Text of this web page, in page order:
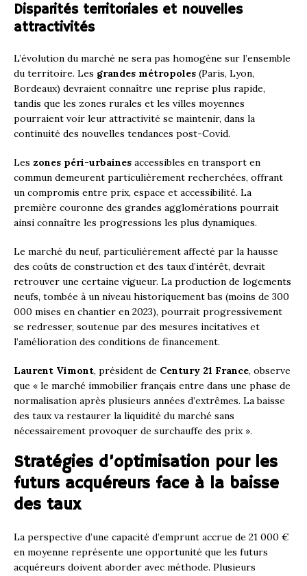
Disparités territoriales et nouvelles
attractivités
L’évolution du marché ne sera pas homogène sur l’ensemble
du territoire. Les grandes métropoles (Paris, Lyon,
Bordeaux) devraient connaître une reprise plus rapide,
tandis que les zones rurales et les villes moyennes
pourraient voir leur attractivité se maintenir, dans la
continuité des nouvelles tendances post-Covid.
Les zones péri-urbaines accessibles en transport en
commun demeurent particulièrement recherchées, offrant
un compromis entre prix, espace et accessibilité. La
première couronne des grandes agglomérations pourrait
ainsi connaître les progressions les plus dynamiques.
Le marché du neuf, particulièrement affecté par la hausse
des coûts de construction et des taux d’intérêt, devrait
retrouver une certaine vigueur. La production de logements
neufs, tombée à un niveau historiquement bas (moins de 300
000 mises en chantier en 2023), pourrait progressivement
se redresser, soutenue par des mesures incitatives et
l’amélioration des conditions de financement.
Laurent Vimont, président de Century 21 France, observe
que « le marché immobilier français entre dans une phase de
normalisation après plusieurs années d’extrêmes. La baisse
des taux va restaurer la liquidité du marché sans
nécessairement provoquer de surchauffe des prix ».
Stratégies d’optimisation pour les
futurs acquéreurs face à la baisse
des taux
La perspective d’une capacité d’emprunt accrue de 21 000 €
en moyenne représente une opportunité que les futurs
acquéreurs doivent aborder avec méthode. Plusieurs